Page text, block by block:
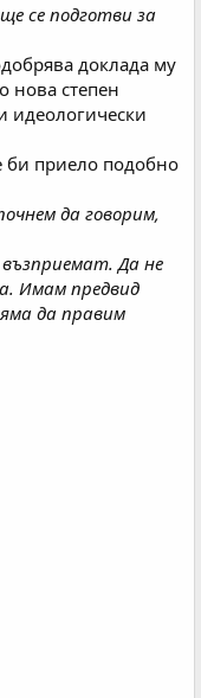
се подготви за
доклада му
нова степен
идеологически
би приело подобно
да говорим,
Да не
Имам предвид
да правим